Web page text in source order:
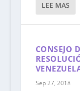
LEE MAS
CONSEJO
Sep 27, 2018